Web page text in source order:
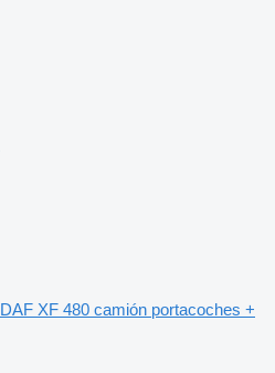
DAF XF 480 camión portacoches +